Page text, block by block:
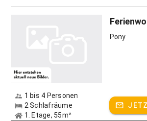
Pony
1 bis 4 Personen
2 Schlafräume
1. Etage, 55m²